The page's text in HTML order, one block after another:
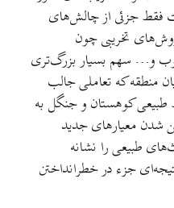
فقط جزئی از چالش‌های
روش‌های تخریبی چون
و… سهم بسیار بزرگ‌تری
منطقه که تعاملی جالب
طبیعی کوهستان و جنگل به
شدن معیارهای جدید
طبیعی را نشانه
جزء در خطر‌انداختن